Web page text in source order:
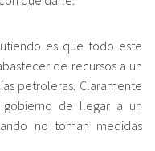
es que todo este
de recursos a un
petroleras. Claramente
de llegar a un
no toman medidas